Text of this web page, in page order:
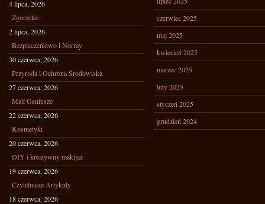
4 lipca, 2026
Zgorzelec
2 lipca, 2026
Bezpieczeństwo i Normy
30 czerwca, 2026
Przyroda i Ochrona Środowiska
27 czerwca, 2026
Mali Geniusze
22 czerwca, 2026
Kosmetyki
20 czerwca, 2026
DIY i kreatywny makijaż
19 czerwca, 2026
Czytelnicze Artykuły
18 czerwca, 2026
czerwiec 2025
maj 2025
kwiecień 2025
marzec 2025
luty 2025
styczeń 2025
grudzień 2024